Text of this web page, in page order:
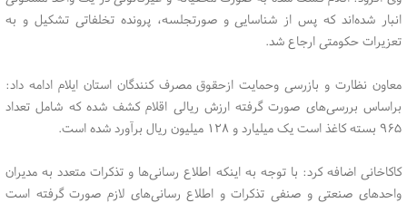
انبار شده‌اند که پس از شناسایی و صورتجلسه، پرونده تخلفاتی تشکیل و به
تعزیرات حکومتی ارجاع شد.
معاون نظارت و بازرسی وحمایت ازحقوق مصرف کنندگان استان ایلام ادامه داد:
براساس بررسی‌های صورت گرفته ارزش ریالی اقلام کشف شده که شامل تعداد
۹۶۵ بسته کاغذ است یک میلیارد و ۱۲۸ میلیون ریال برآورد شده است.
کاکاخانی اضافه کرد: با توجه به اینکه اطلاع رسانی‌ها و تذکرات متعدد به مدیران
واحد‌های صنعتی و صنفی تذکرات و اطلاع رسانی‌های لازم صورت گرفته است